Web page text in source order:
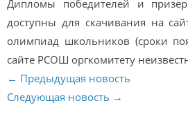
Дипломы победителей и
доступны для скачивания на
олимпиад школьников (сроки
сайте РСОШ оргкомитету
← Предыдущая новость
Следующая новость →